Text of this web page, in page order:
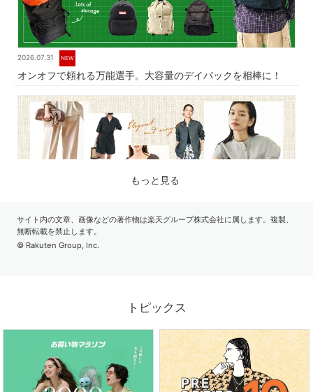
2026.07.31 NEW
オンオフで頼れる万能選手。大容量のデイパックを相棒に！
2026.07.17
もっと見る
サイト内の文章、画像などの著作物は楽天グループ株式会社に属します。複製、
無断転載を禁止します。
© Rakuten Group, Inc.
トピックス